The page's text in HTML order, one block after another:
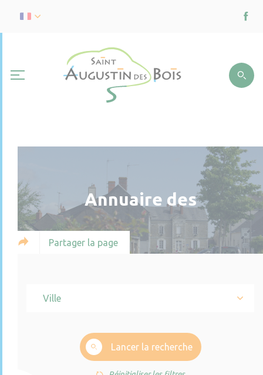
Annuaire des
Partager la page
Ville
Lancer la recherche